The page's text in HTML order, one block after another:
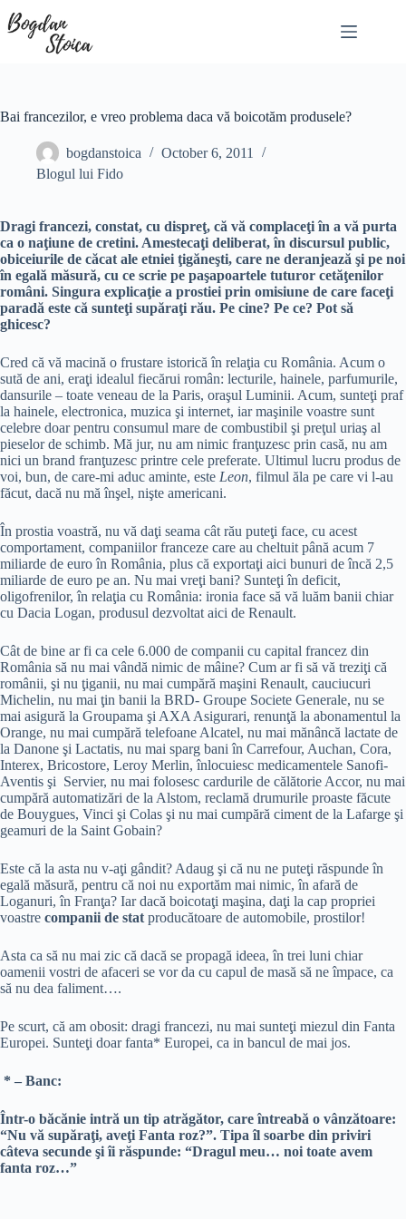
to
content
Bai francezilor, e vreo problema daca vă boicotăm produsele?
bogdanstoica
October 6, 2011
Blogul lui Fido
Dragi francezi, constat, cu dispreţ, că vă complaceţi în a vă purta
ca o naţiune de cretini. Amestecaţi deliberat, în discursul public,
obiceiurile de căcat ale etniei ţigăneşti, care ne deranjează şi pe noi
în egală măsură, cu ce scrie pe paşapoartele tuturor cetăţenilor
români. Singura explicaţie a prostiei prin omisiune de care faceţi
paradă este că sunteţi supăraţi rău. Pe cine? Pe ce? Pot să
ghicesc?
Cred că vă macină o frustare istorică în relaţia cu România. Acum o
sută de ani, eraţi idealul fiecărui român: lecturile, hainele, parfumurile,
dansurile – toate veneau de la Paris, oraşul Luminii. Acum, sunteţi praf
la hainele, electronica, muzica şi internet, iar maşinile voastre sunt
celebre doar pentru consumul mare de combustibil şi preţul uriaş al
pieselor de schimb. Mă jur, nu am nimic franţuzesc prin casă, nu am
nici un brand franţuzesc printre cele preferate. Ultimul lucru produs de
voi, bun, de care-mi aduc aminte, este Leon, filmul ăla pe care vi l-au
făcut, dacă nu mă înşel, nişte americani.
În prostia voastră, nu vă daţi seama cât rău puteţi face, cu acest
comportament, companiilor franceze care au cheltuit până acum 7
miliarde de euro în România, plus că exportaţi aici bunuri de încă 2,5
miliarde de euro pe an. Nu mai vreţi bani? Sunteţi în deficit,
oligofrenilor, în relaţia cu România: ironia face să vă luăm banii chiar
cu Dacia Logan, produsul dezvoltat aici de Renault.
Cât de bine ar fi ca cele 6.000 de companii cu capital francez din
România să nu mai vândă nimic de mâine? Cum ar fi să vă treziţi că
românii, şi nu ţiganii, nu mai cumpără maşini Renault, cauciucuri
Michelin, nu mai ţin banii la BRD- Groupe Societe Generale, nu se
mai asigură la Groupama şi AXA Asigurari, renunţă la abonamentul la
Orange, nu mai cumpără telefoane Alcatel, nu mai mănâncă lactate de
la Danone şi Lactatis, nu mai sparg bani în Carrefour, Auchan, Cora,
Interex, Bricostore, Leroy Merlin, înlocuiesc medicamentele Sanofi-
Aventis şi Servier, nu mai folosesc cardurile de călătorie Accor, nu mai
cumpără automatizări de la Alstom, reclamă drumurile proaste făcute
de Bouygues, Vinci şi Colas şi nu mai cumpără ciment de la Lafarge şi
geamuri de la Saint Gobain?
Este că la asta nu v-aţi gândit? Adaug şi că nu ne puteţi răspunde în
egală măsură, pentru că noi nu exportăm mai nimic, în afară de
Loganuri, în Franţa? Iar dacă boicotaţi maşina, daţi la cap propriei
voastre companii de stat producătoare de automobile, prostilor!
Asta ca să nu mai zic că dacă se propagă ideea, în trei luni chiar
oamenii vostri de afaceri se vor da cu capul de masă să ne împace, ca
să nu dea faliment….
Pe scurt, că am obosit: dragi francezi, nu mai sunteţi miezul din Fanta
Europei. Sunteţi doar fanta* Europei, ca in bancul de mai jos.
* – Banc:
Într-o băcănie intră un tip atrăgător, care întreabă o vânzătoare:
“Nu vă supăraţi, aveţi Fanta roz?”. Tipa îl soarbe din priviri
câteva secunde şi îi răspunde: “Dragul meu… noi toate avem
fanta roz…”